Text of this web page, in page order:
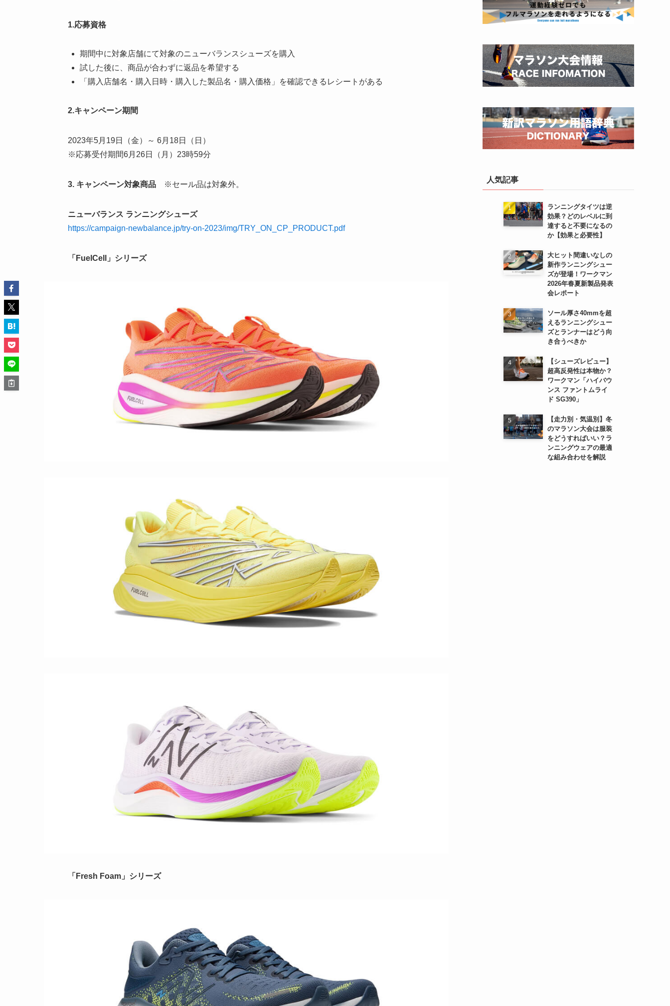
1.応募資格
期間中に対象店舗にて対象のニューバランスシューズを購入
試した後に、商品が合わずに返品を希望する
「購入店舗名・購入日時・購入した製品名・購入価格」を確認できるレシートがある
2.キャンペーン期間
2023年5月19日（金）～ 6月18日（日）
※応募受付期間6月26日（月）23時59分
3. キャンペーン対象商品 ※セール品は対象外。
ニューバランス ランニングシューズ
https://campaign-newbalance.jp/try-on-2023/img/TRY_ON_CP_PRODUCT.pdf
「FuelCell」シリーズ
「Fresh Foam」シリーズ
人気記事
ランニングタイツは逆
効果？どのレベルに到
達すると不要になるの
か【効果と必要性】
大ヒット間違いなしの
新作ランニングシュー
ズが登場！ワークマン
2026年春夏新製品発表
会レポート
ソール厚さ40mmを超
えるランニングシュー
ズとランナーはどう向
き合うべきか
【シューズレビュー】
超高反発性は本物か？
ワークマン「ハイバウ
ンス ファントムライ
ド SG390」
【走力別・気温別】冬
のマラソン大会は服装
をどうすればいい？ラ
ンニングウェアの最適
な組み合わせを解説